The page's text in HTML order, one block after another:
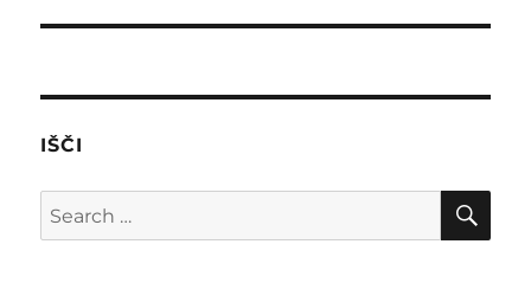
IŠČI
Search
for: